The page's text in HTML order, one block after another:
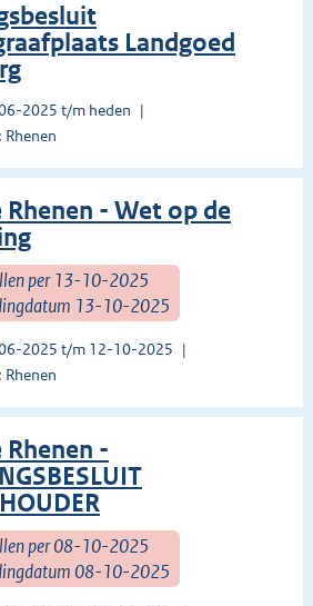
Landgoed
2025 t/m heden
Rhenen - Wet op de
per 13-10-2025
13-10-2025
2025 t/m 12-10-2025
Rhenen -
per 08-10-2025
08-10-2025